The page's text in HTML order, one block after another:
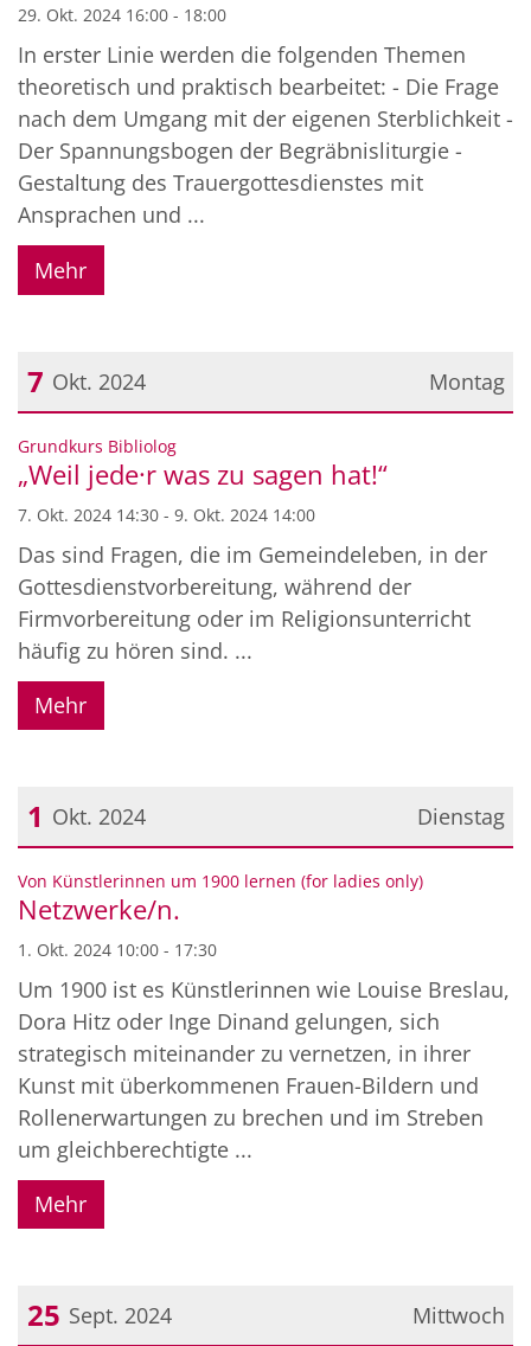
29. Okt. 2024 16:00 - 18:00
In erster Linie werden die folgenden Themen
theoretisch und praktisch bearbeitet: - Die Frage
nach dem Umgang mit der eigenen Sterblichkeit -
Der Spannungsbogen der Begräbnisliturgie -
Gestaltung des Trauergottesdienstes mit
Ansprachen und ...
Mehr
Montag
7 Okt. 2024
Datum: 7. Oktober 2024
Grundkurs Bibliolog:
„Weil jede·r was zu sagen hat!“
7. Okt. 2024 14:30 - 9. Okt. 2024 14:00
Das sind Fragen, die im Gemeindeleben, in der
Gottesdienstvorbereitung, während der
Firmvorbereitung oder im Religionsunterricht
häufig zu hören sind. ...
Mehr
Dienstag
1 Okt. 2024
Datum: 1. Oktober 2024
Von Künstlerinnen um 1900 lernen (for ladies only):
Netzwerke/n.
1. Okt. 2024 10:00 - 17:30
Um 1900 ist es Künstlerinnen wie Louise Breslau,
Dora Hitz oder Inge Dinand gelungen, sich
strategisch miteinander zu vernetzen, in ihrer
Kunst mit überkommenen Frauen-Bildern und
Rollenerwartungen zu brechen und im Streben
um gleichberechtigte ...
Mehr
Mittwoch
25 Sept. 2024